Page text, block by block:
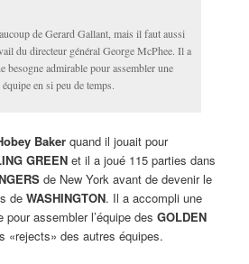
de Gerard Gallant, mais il faut aussi
du directeur général George McPhee. Il a
besogne admirable pour assembler une
en si peu de temps.
Bakerquand il jouait pour
GREENet il a joué 115 parties dans
de New York avant de devenir le
de WASHINGTON. Il a accompli une
pour assembler l’équipe des GOLDEN
«rejects» des autres équipes.